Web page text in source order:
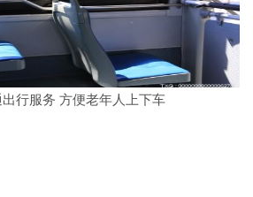
行服务 方便老年人上下车